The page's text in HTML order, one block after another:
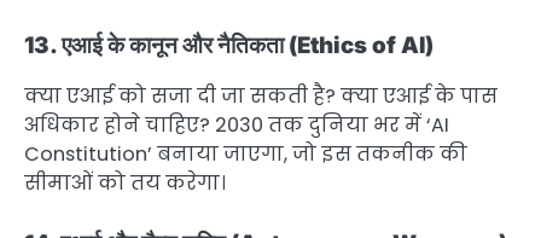
13. एआई के कानून और नैतिकता (Ethics of AI)
क्या एआई को सजा दी जा सकती है? क्या एआई के पास
अधिकार होने चाहिए? 2030 तक दुनिया भर में ‘AI
Constitution’ बनाया जाएगा, जो इस तकनीक की
सीमाओं को तय करेगा।